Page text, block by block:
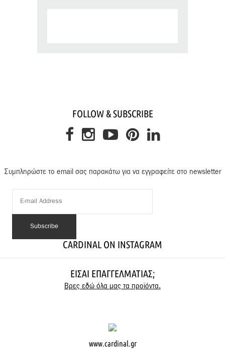
FOLLOW & SUBSCRIBE
Συμπληρώστε το email σας παρακάτω για να εγγραφείτε στο newsletter
CARDINAL ON INSTAGRAM
ΕΊΣΑΙ ΕΠΑΓΓΕΛΜΑΤΊΑΣ;
Βρες εδώ όλα μας τα προϊόντα.
www.cardinal.gr